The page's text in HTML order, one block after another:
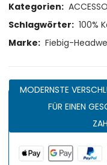
Kategorien:
Schlagwörter: 100%
Marke: Fiebig-
MODERNSTE
FÜR EINEN